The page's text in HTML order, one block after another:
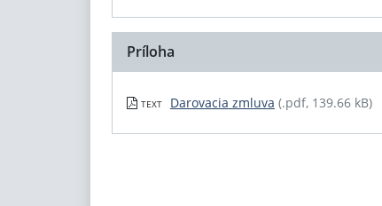
Príloha
TEXT Darovacia zmluva (.pdf, 139.66 kB)